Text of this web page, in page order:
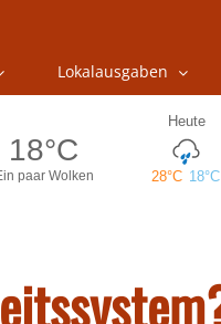
Lokalausgaben